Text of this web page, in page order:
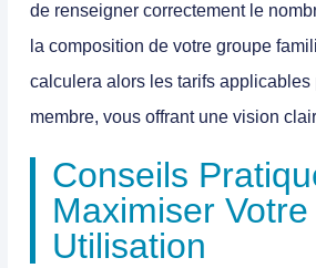
de renseigner correctement le
la composition de votre groupe
calculera alors les tarifs applicables
membre, vous offrant une vision
Conseils
Maximiser Votre
Utilisation